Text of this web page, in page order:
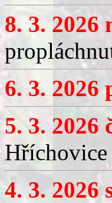
8. 3. 2026
6. 3. 2026
5. 3. 2026
4. 3. 2026